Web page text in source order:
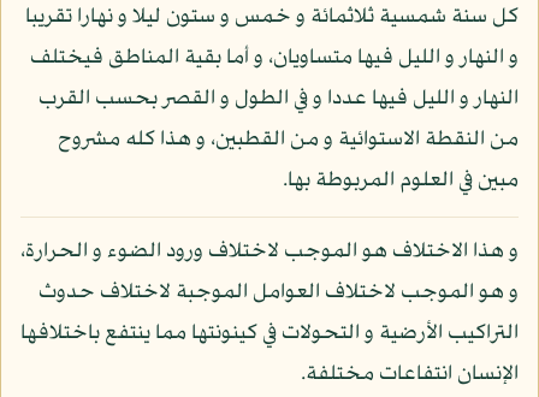
كل سنة شمسية ثلاثمائة و خمس و ستون ليلا و نهارا تقريبا
و النهار و الليل فيها متساويان، و أما بقية المناطق فيختلف
النهار و الليل فيها عددا و في الطول و القصر بحسب القرب
من النقطة الاستوائية و من القطبين، و هذا كله مشروح
مبين في العلوم المربوطة بها.
و هذا الاختلاف هو الموجب لاختلاف ورود الضوء و الحرارة،
و هو الموجب لاختلاف العوامل الموجبة لاختلاف حدوث
التراكيب الأرضية و التحولات في كينونتها مما ينتفع باختلافها
الإنسان انتفاعات مختلفة.